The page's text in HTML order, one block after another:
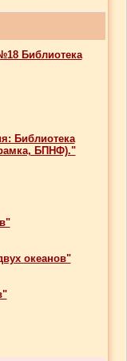
Библиотека
Библиотека
БПНФ)."
океанов"